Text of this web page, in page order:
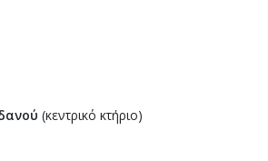
(κεντρικό κτήριο)